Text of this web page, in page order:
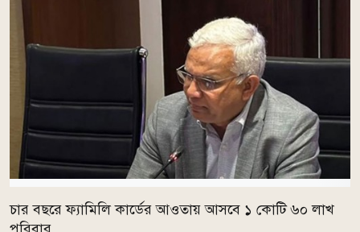
চার বছরে ফ্যামিলি কার্ডের আওতায় আসবে ১ কোটি ৬০ লাখ